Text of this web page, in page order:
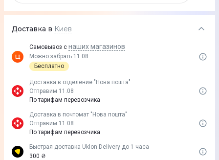
Доставка в Киев
Самовывоз с наших магазинов
Можно забрать 11.08
Бесплатно
Доставка в отделение "Нова пошта"
Отправим 11.08
По тарифам перевозчика
Доставка в почтомат "Нова пошта"
Отправим 11.08
По тарифам перевозчика
Быстрая доставка Uklon Delivery до 1 часа
300 ₴